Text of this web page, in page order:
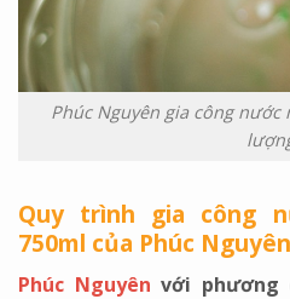
Phúc Nguyên gia công nước
Quy trình gia công
750ml của Phúc Nguyên
Phúc Nguyên với phương